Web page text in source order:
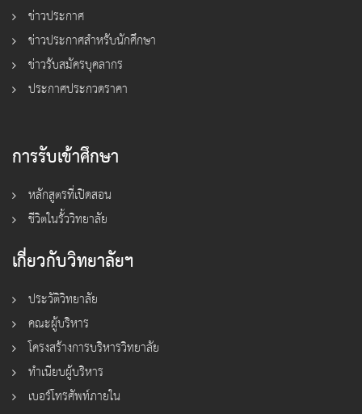
ข่าวประกาศ
ข่าวประกาศสำหรับนักศึกษา
ข่าวรับสมัครบุคลากร
ประกาศประกวดราคา
การรับเข้าศึกษา
หลักสูตรที่เปิดสอน
ชีวิตในรั้ววิทยาลัย
เกี่ยวกับวิทยาลัยฯ
ประวัติวิทยาลัย
คณะผู้บริหาร
โครงสร้างการบริหารวิทยาลัย
ทำเนียบผู้บริหาร
เบอร์โทรศัพท์ภายใน